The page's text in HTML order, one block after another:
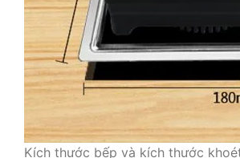
Kích thước bếp và kích thước